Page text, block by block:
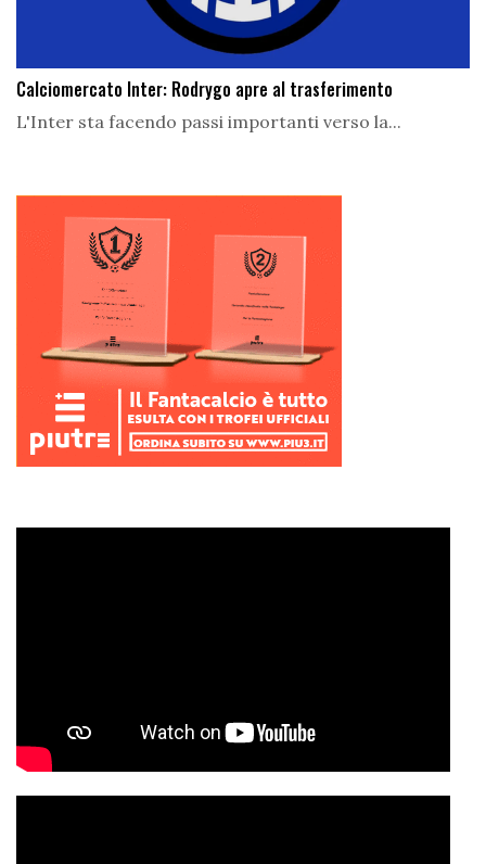
Calciomercato Inter: Rodrygo apre al trasferimento
L'Inter sta facendo passi importanti verso la...